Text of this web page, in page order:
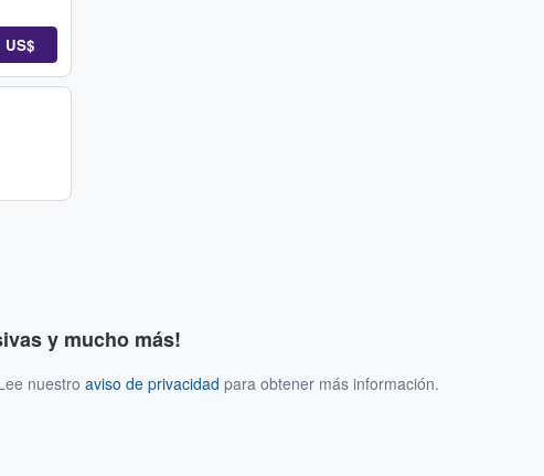
US$
y mucho más!
nuestro aviso de privacidad para obtener más información.